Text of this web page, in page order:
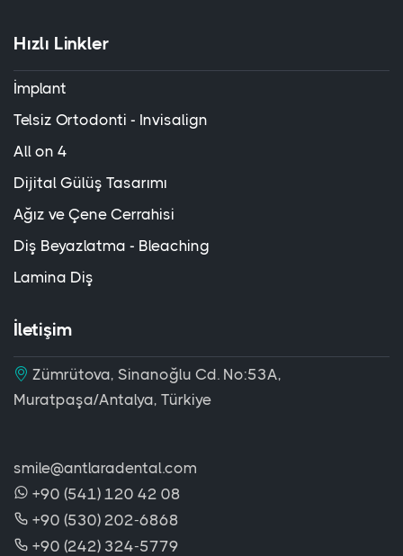
Hızlı Linkler
İmplant
Telsiz Ortodonti - Invisalign
All on 4
Dijital Gülüş Tasarımı
Ağız ve Çene Cerrahisi
Diş Beyazlatma - Bleaching
Lamina Diş
İletişim
Zümrütova, Sinanoğlu Cd. No:53A,
Muratpaşa/Antalya, Türkiye
smile@antlaradental.com
+90 (541) 120 42 08
+90 (530) 202-6868
+90 (242) 324-5779